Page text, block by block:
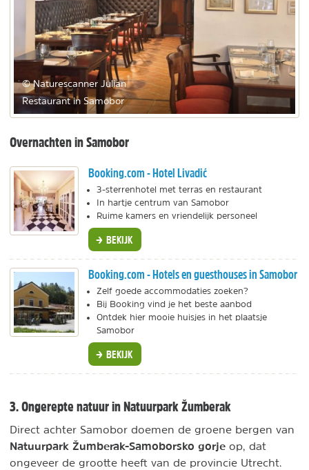
© Naturescanner Julian
Restaurant in Samobor
Overnachten in Samobor
Booking.com - Hotel Livadić
3-sterrenhotel met terras en restaurant
In hartje centrum van Samobor
Ruime kamers en vriendelijk personeel
BEKIJK
Booking.com - Hotels en guesthouses in Samobor
Zelf goede accommodaties zoeken?
Bij Booking vind je het beste aanbod
Ontdek hier mooie huisjes in het plaatsje
Samobor
BEKIJK
3. Ongerepte natuur in Natuurpark Žumberak
Direct achter Samobor doemen de groene bergen van
Natuurpark Žumberak-Samoborsko gorje op, dat
ongeveer de grootte heeft van de provincie Utrecht.